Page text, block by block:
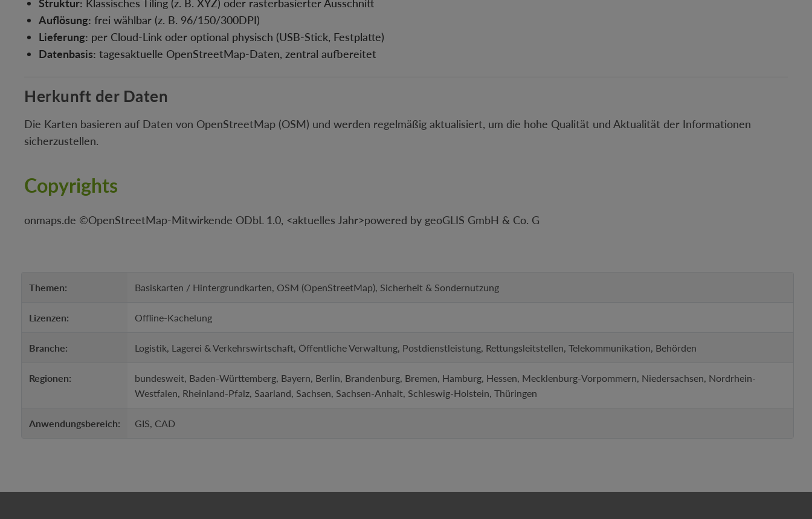
Struktur: Klassisches Tiling (z. B. XYZ) oder rasterbasierter Ausschnitt
Auflösung: frei wählbar (z. B. 96/150/300DPI)
Lieferung: per Cloud-Link oder optional physisch (USB-Stick, Festplatte)
Datenbasis: tagesaktuelle OpenStreetMap-Daten, zentral aufbereitet
Herkunft der Daten
Die Karten basieren auf Daten von OpenStreetMap (OSM) und werden regelmäßig aktualisiert, um die hohe Qualität und Aktualität der Informationen
sicherzustellen.
Copyrights
onmaps.de ©OpenStreetMap-Mitwirkende ODbL 1.0, <aktuelles Jahr>powered by geoGLIS GmbH & Co. G
Themen: Basiskarten / Hintergrundkarten, OSM (OpenStreetMap), Sicherheit & Sondernutzung
Lizenzen: Offline-Kachelung
Branche: Logistik, Lagerei & Verkehrswirtschaft, Öffentliche Verwaltung, Postdienstleistung, Rettungsleitstellen, Telekommunikation, Behörden
Regionen:
bundesweit, Baden-Württemberg, Bayern, Berlin, Brandenburg, Bremen, Hamburg, Hessen, Mecklenburg-Vorpommern, Niedersachsen, Nordrhein-
Westfalen, Rheinland-Pfalz, Saarland, Sachsen, Sachsen-Anhalt, Schleswig-Holstein, Thüringen
Anwendungsbereich: GIS, CAD